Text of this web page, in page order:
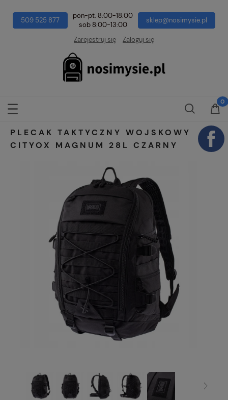
509 525 877
pon-pt. 8:00-18:00
sob 8:00-13:00
sklep@nosimysie.pl
Zarejestruj się Zaloguj się
PLECAK TAKTYCZNY WOJSKOWY
CITYOX MAGNUM 28L CZARNY